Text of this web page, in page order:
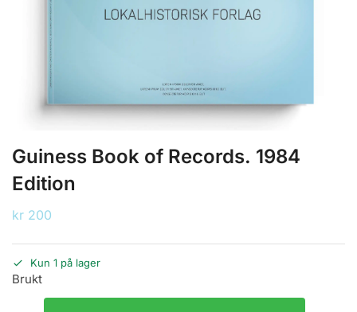
Guiness Book of Records. 1984
Edition
kr 200
Kun 1 på lager
Brukt